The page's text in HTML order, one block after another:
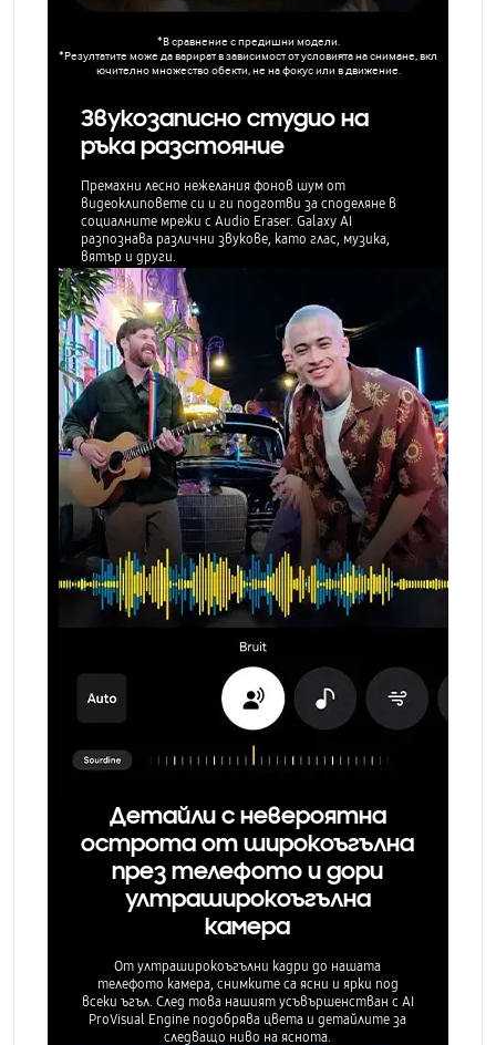
*В сравнение с предишни модели.
*Резултатите може да варират в зависимост от условията на снимане, вкл
ючително множество обекти, не на фокус или в движение.
Звукозаписно студио на
ръка разстояние
Премахни лесно нежелания фонов шум от
видеоклиповете си и ги подготви за споделяне в
социалните мрежи с Audio Eraser. Galaxy AI
разпознава различни звукове, като глас, музика,
вятър и други.
Детайли с невероятна
острота от широкоъгълна
през телефото и дори
ултраширокоъгълна
камера
От ултраширокоъгълни кадри до нашата
телефото камера, снимките са ясни и ярки под
всеки ъгъл. След това нашият усъвършенстван с AI
ProVisual Engine подобрява цвета и детайлите за
следващо ниво на яснота.